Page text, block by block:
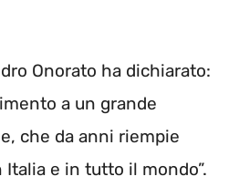
Onorato ha dichiarato:
a un grande
che da anni riempie
e in tutto il mondo”.